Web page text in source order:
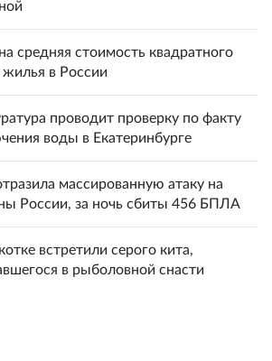
средняя стоимость квадратного
жилья в России
проводит проверку по факту
воды в Екатеринбурге
массированную атаку на
России, за ночь сбиты 456 БПЛА
встретили серого кита,
в рыболовной снасти